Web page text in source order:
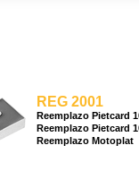
REG 2001
Reemplazo Pietcard
Reemplazo Pietcard
Reemplazo Motoplat